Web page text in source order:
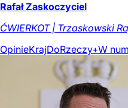
Rafał Zaskoczyciel
ĆWIERKOT | Trzaskowski
OpinieKrajDoRzeczy+W